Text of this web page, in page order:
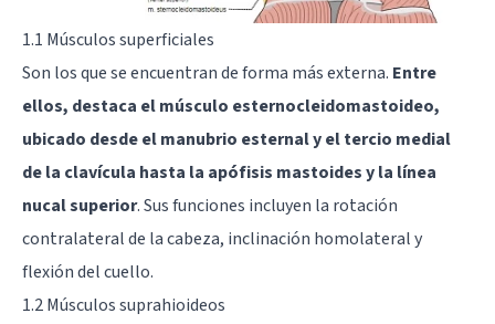
1.1 Músculos superficiales
Son los que se encuentran de forma más externa. Entre
ellos, destaca el músculo esternocleidomastoideo,
ubicado desde el manubrio esternal y el tercio medial
de la clavícula hasta la apófisis mastoides y la línea
nucal superior. Sus funciones incluyen la rotación
contralateral de la cabeza, inclinación homolateral y
flexión del cuello.
1.2 Músculos suprahioideos